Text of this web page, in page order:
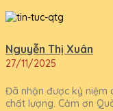
Nguyễn Thị Xuân
27/11/2025
Đã nhận được kỷ niệm
chất lượng. Cảm ơn